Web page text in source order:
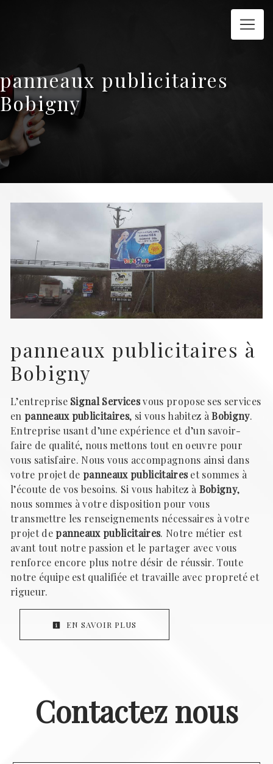
panneaux publicitaires
Bobigny
panneaux publicitaires à
Bobigny
L’entreprise Signal Servicesvous propose ses services
en panneaux publicitaires, si vous habitez àBobigny.
Entreprise usant d’une expérience et d’un savoir-
faire de qualité, nous mettons tout en oeuvre pour
vous satisfaire. Nous vous accompagnons ainsi dans
votre projet depanneaux publicitaireset sommes à
l’écoute de vos besoins. Si vous habitez àBobigny,
nous sommes à votre disposition pour vous
transmettre les renseignements nécessaires à votre
projet depanneaux publicitaires. Notre métier est
avant tout notre passion et le partager avec vous
renforce encore plus notre désir de réussir. Toute
notre équipe est qualifiée et travaille avec propreté et
rigueur.
EN SAVOIR PLUS
Contactez nous